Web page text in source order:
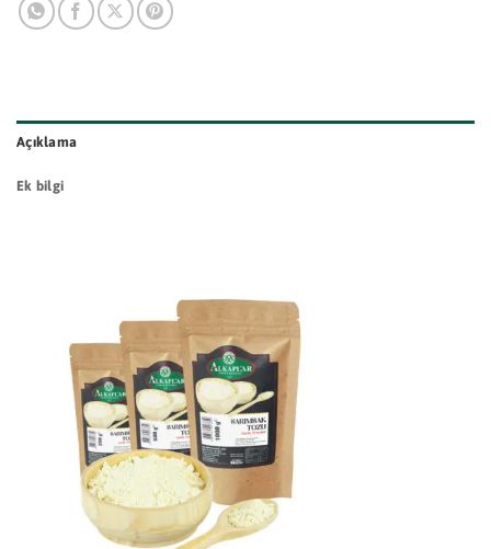
Açıklama
Ek bilgi